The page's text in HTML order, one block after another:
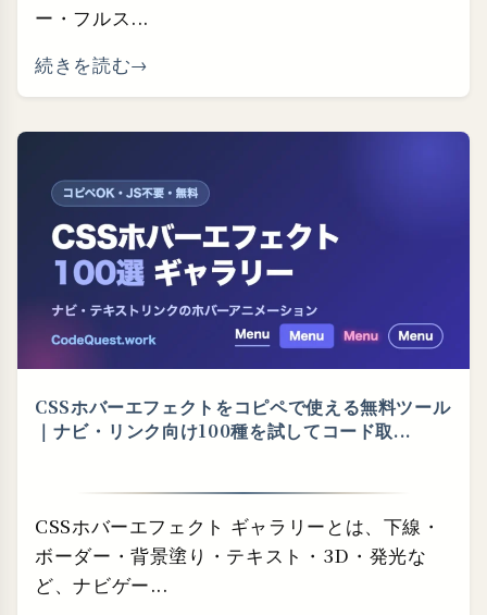
ー・フルス...
続きを読む
CSSホバーエフェクトをコピペで使える無料ツール
｜ナビ・⁠リンク向け100種を試してコード取...
CSSホバーエフェクト ギャラリーとは、下線・
ボーダー・背景塗り・テキスト・3D・発光な
ど、ナビゲー...